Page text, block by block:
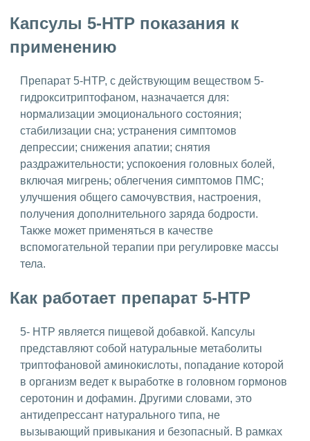
Капсулы 5-HTP показания к
применению
Препарат 5-HTP, с действующим веществом 5-
гидрокситриптофаном, назначается для:
нормализации эмоционального состояния;
стабилизации сна; устранения симптомов
депрессии; снижения апатии; снятия
раздражительности; успокоения головных болей,
включая мигрень; облегчения симптомов ПМС;
улучшения общего самочувствия, настроения,
получения дополнительного заряда бодрости.
Также может применяться в качестве
вспомогательной терапии при регулировке массы
тела.
Как работает препарат 5-HTP
5- НТР является пищевой добавкой. Капсулы
представляют собой натуральные метаболиты
триптофановой аминокислоты, попадание которой
в организм ведет к выработке в головном гормонов
серотонин и дофамин. Другими словами, это
антидепрессант натурального типа, не
вызывающий привыкания и безопасный. В рамках